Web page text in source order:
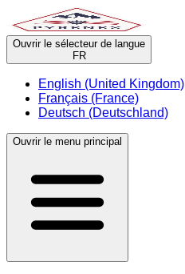
Ouvrir le sélecteur de langue
FR
English (United Kingdom)
Français (France)
Deutsch (Deutschland)
Ouvrir le menu principal